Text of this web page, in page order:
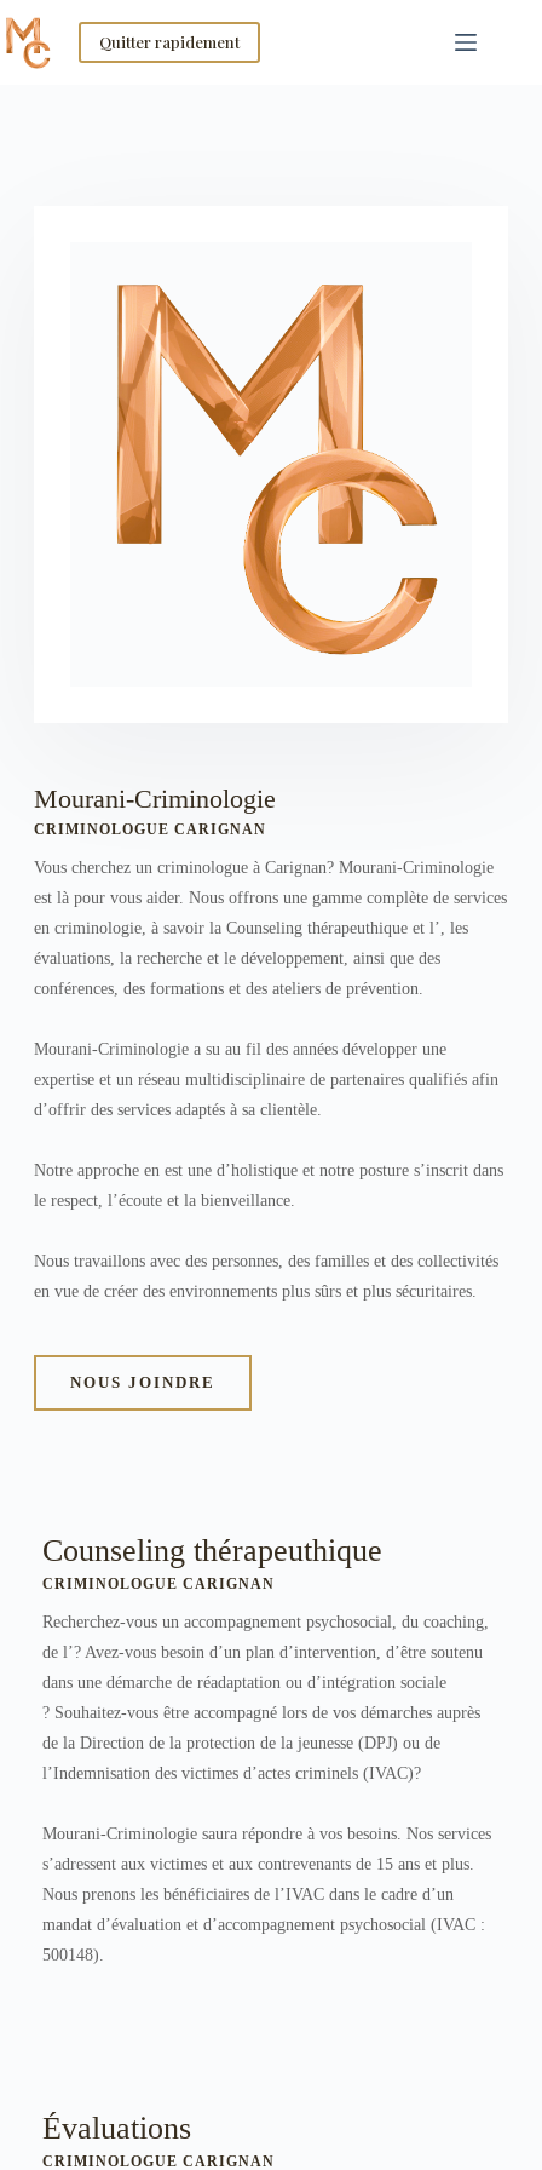
to
content
Quitter rapidement
Mourani-Criminologie
CRIMINOLOGUE CARIGNAN
Vous cherchez un criminologue à Carignan? Mourani-Criminologie
est là pour vous aider. Nous offrons une gamme complète de services
en criminologie, à savoir la Counseling thérapeuthique et l’, les
évaluations, la recherche et le développement, ainsi que des
conférences, des formations et des ateliers de prévention.
Mourani-Criminologie a su au fil des années développer une
expertise et un réseau multidisciplinaire de partenaires qualifiés afin
d’offrir des services adaptés à sa clientèle.
Notre approche en est une d’holistique et notre posture s’inscrit dans
le respect, l’écoute et la bienveillance.
Nous travaillons avec des personnes, des familles et des collectivités
en vue de créer des environnements plus sûrs et plus sécuritaires.
NOUS JOINDRE
Counseling thérapeuthique
CRIMINOLOGUE CARIGNAN
Recherchez-vous un accompagnement psychosocial, du coaching,
de l’? Avez-vous besoin d’un plan d’intervention, d’être soutenu
dans une démarche de réadaptation ou d’intégration sociale
? Souhaitez-vous être accompagné lors de vos démarches auprès
de la Direction de la protection de la jeunesse (DPJ) ou de
l’Indemnisation des victimes d’actes criminels (IVAC)?
Mourani-Criminologie saura répondre à vos besoins. Nos services
s’adressent aux victimes et aux contrevenants de 15 ans et plus.
Nous prenons les bénéficiaires de l’IVAC dans le cadre d’un
mandat d’évaluation et d’accompagnement psychosocial (IVAC :
500148).
Évaluations
CRIMINOLOGUE CARIGNAN